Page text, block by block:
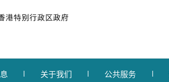
关于我们 公共服务